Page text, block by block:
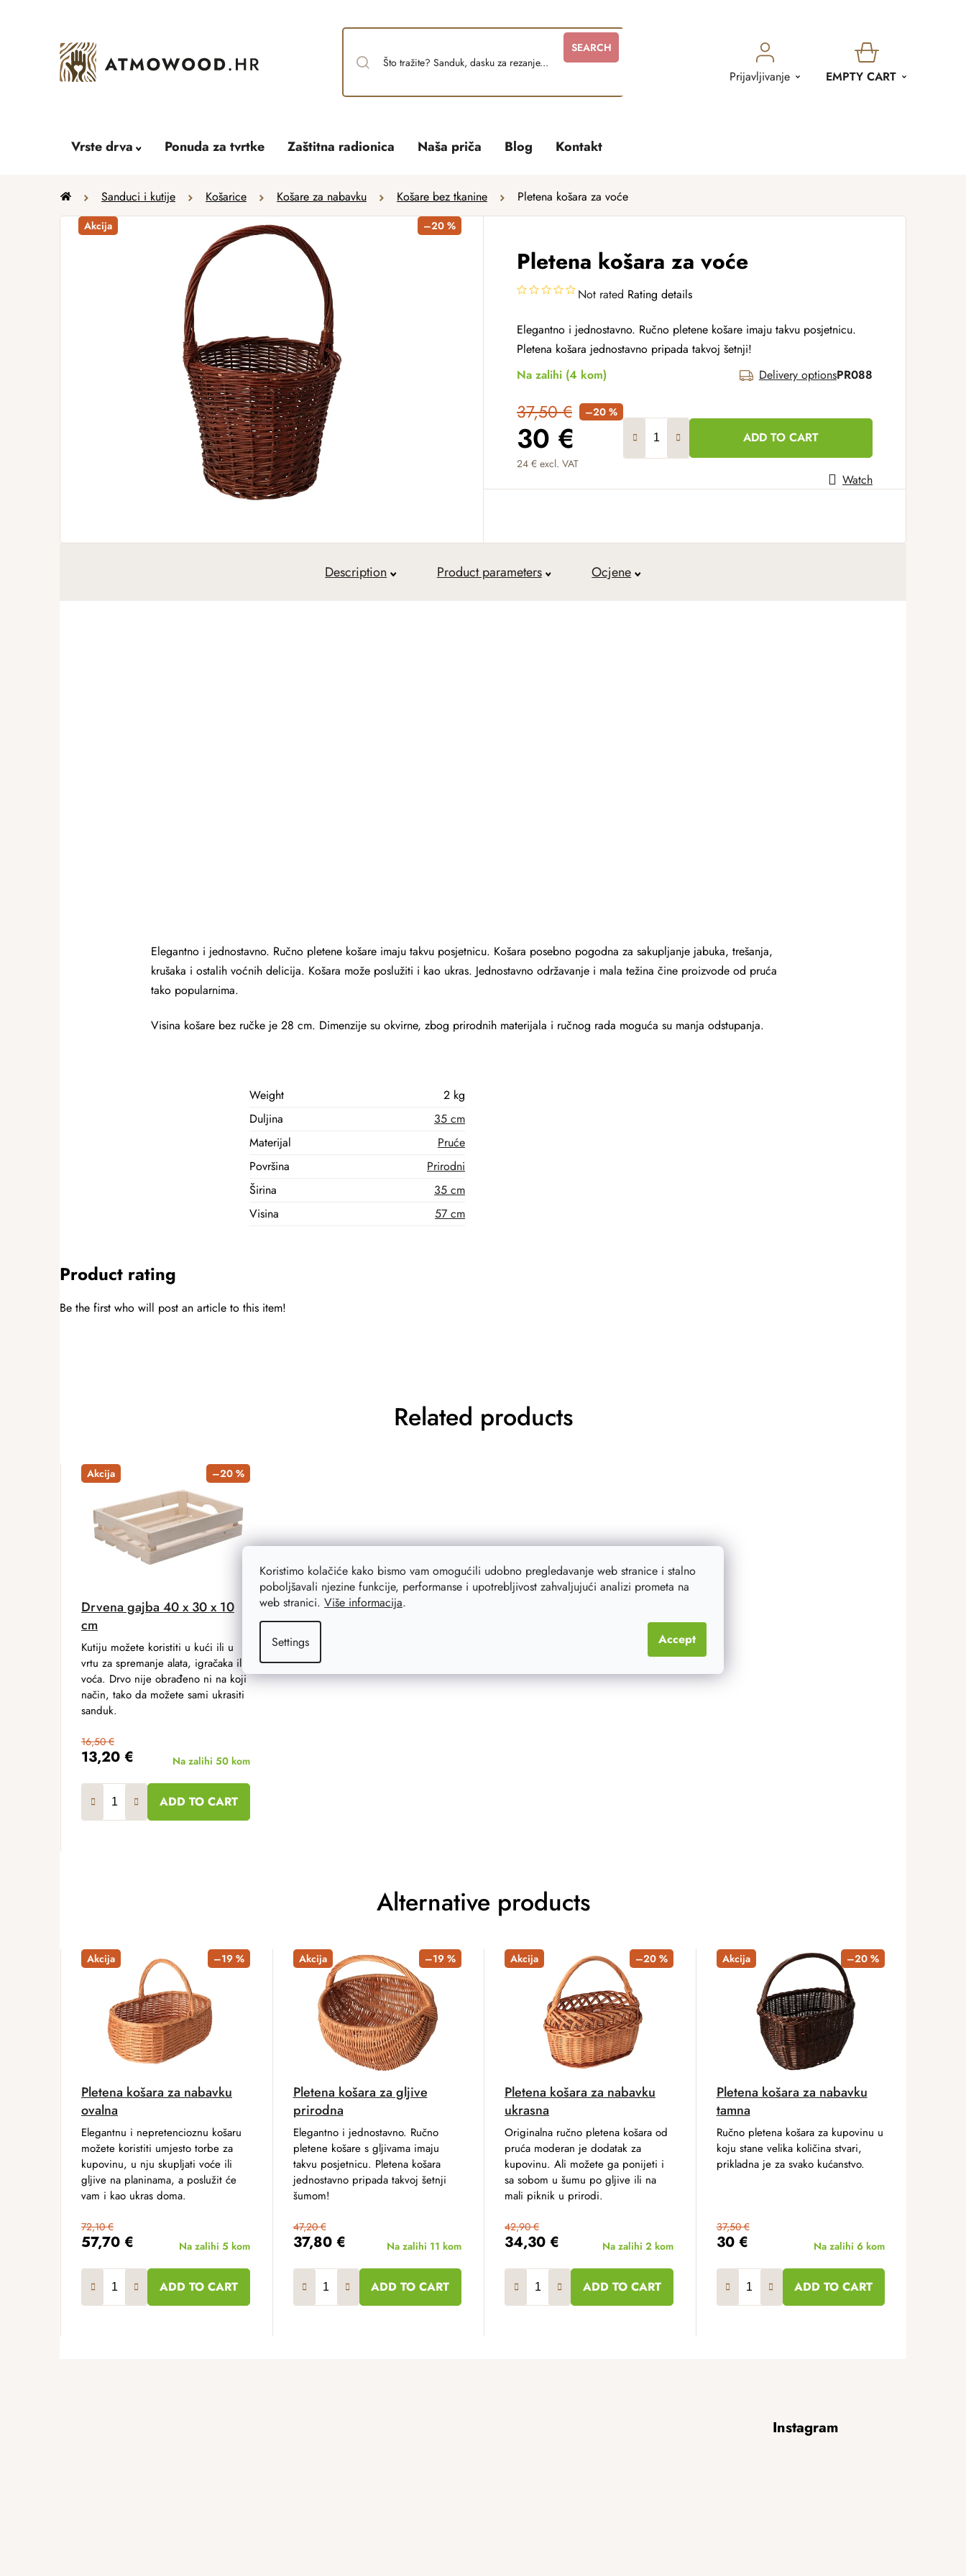
Koristimo kolačiće kako bismo vam omogućili udobno pregledavanje web stranice i stalno
poboljšavali njezine funkcije, performanse i upotrebljivost zahvaljujući analizi prometa na
web stranici. Više informacija.
Settings Accept
SEARCH
Prijavljivanje
SHOPPING
EMPTY CART
Vrste drva Ponuda za tvrtke Zaštitna radionica Naša priča Blog Kontakt
Home Sanduci i kutije Košarice Košare za nabavku Košare bez tkanine Pletena košara za voće
Pletena košara za voće
Not rated Rating details
Elegantno i jednostavno. Ručno pletene košare imaju takvu posjetnicu.
Pletena košara jednostavno pripada takvoj šetnji!
Na zalihi (4 kom) Delivery optionsPR088
37,50 € –20 %
30 €
24 € excl. VAT
Measure price:
ADD TO CART
Watch
Akcija –20 %
Description Product parameters Ocjene
Elegantno i jednostavno. Ručno pletene košare imaju takvu posjetnicu. Košara posebno pogodna za sakupljanje jabuka, trešanja,
krušaka i ostalih voćnih delicija. Košara može poslužiti i kao ukras. Jednostavno održavanje i mala težina čine proizvode od pruća
tako popularnima.
Visina košare bez ručke je 28 cm. Dimenzije su okvirne, zbog prirodnih materijala i ručnog rada moguća su manja odstupanja.
Weight
2 kg
Duljina
35 cm
Materijal
Pruće
Površina
Prirodni
Širina
35 cm
Visina
57 cm
Product rating
Be the first who will post an article to this item!
Related products
Akcija –20 %
Drvena gajba 40 x 30 x 10
cm
13,20 €
16,50 €
Na zalihi 50 kom
ADD TO CART
Kutiju možete koristiti u kući ili u
vrtu za spremanje alata, igračaka ili
voća. Drvo nije obrađeno ni na koji
način, tako da možete sami ukrasiti
sanduk.
Alternative products
Akcija –19 %
Pletena košara za nabavku
ovalna
57,70 €
72,10 €
Na zalihi 5 kom
ADD TO CART
Elegantnu i nepretencioznu košaru
možete koristiti umjesto torbe za
kupovinu, u nju skupljati voće ili
gljive na planinama, a poslužit će
vam i kao ukras doma.
Akcija –19 %
Pletena košara za gljive
prirodna
37,80 €
47,20 €
Na zalihi 11 kom
ADD TO CART
Elegantno i jednostavno. Ručno
pletene košare s gljivama imaju
takvu posjetnicu. Pletena košara
jednostavno pripada takvoj šetnji
šumom!
Akcija –20 %
Pletena košara za nabavku
ukrasna
34,30 €
42,90 €
Na zalihi 2 kom
ADD TO CART
Originalna ručno pletena košara od
pruća moderan je dodatak za
kupovinu. Ali možete ga ponijeti i
sa sobom u šumu po gljive ili na
mali piknik u prirodi.
Akcija –20 %
Pletena košara za nabavku
tamna
30 €
37,50 €
Na zalihi 6 kom
ADD TO CART
Ručno pletena košara za kupovinu u
koju stane velika količina stvari,
prikladna je za svako kućanstvo.
Instagram